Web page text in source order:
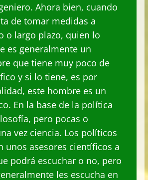
Ahora bien, cuando
de tomar medidas a
o largo plazo, quien lo
es generalmente un
que tiene muy poco de
y si lo tiene, es por
este hombre es un
En la base de la política
pero pocas o
vez ciencia. Los políticos
unos asesores científicos a
podrá escuchar o no, pero
les escucha en